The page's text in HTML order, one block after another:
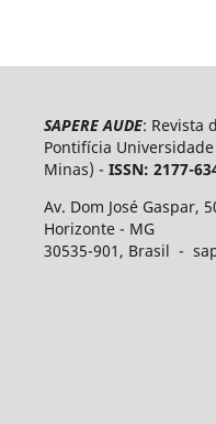
SAPERE AUDE: Revista
Pontifícia
Minas) - ISSN: 2177-
Av. Dom José Gaspar,
Horizonte - MG
30535-​901, Brasil -